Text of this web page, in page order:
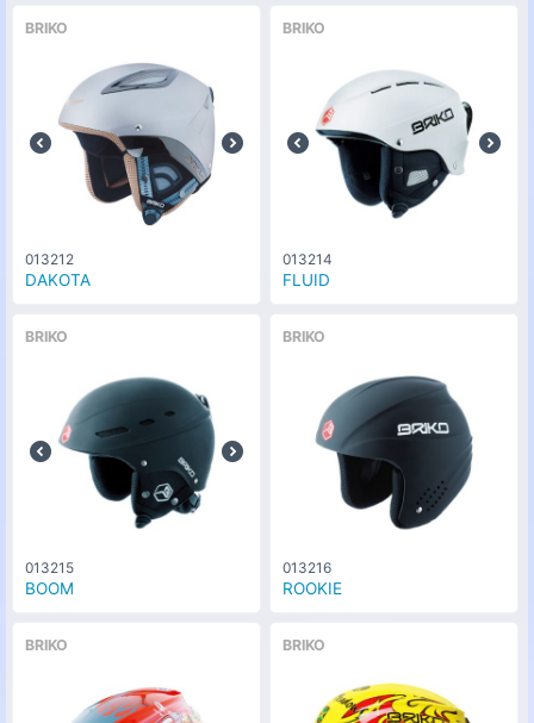
BRIKO
013212
DAKOTA
BRIKO
013214
FLUID
BRIKO
013215
BOOM
BRIKO
013216
ROOKIE
BRIKO BRIKO